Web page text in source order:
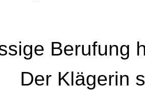
Berufung
Klägerin